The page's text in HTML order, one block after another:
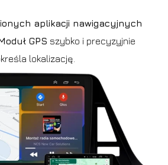
aplikacji nawigacyjnych
GPS szybko i precyzyjnie
lokalizację.